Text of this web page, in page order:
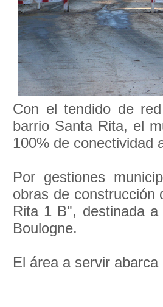
Con el tendido de
barrio Santa Rita, el
100% de conectividad
Por gestiones
obras de construcción
Rita 1 B", destinada
Boulogne.
El área a servir abarca